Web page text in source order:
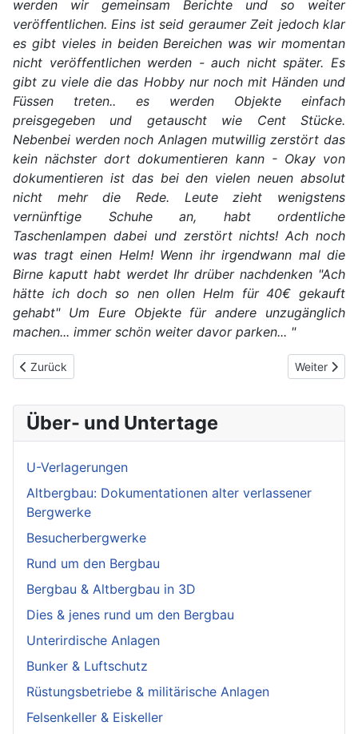
werden wir gemeinsam Berichte und so weiter
veröffentlichen. Eins ist seid geraumer Zeit jedoch klar
es gibt vieles in beiden Bereichen was wir momentan
nicht veröffentlichen werden - auch nicht später. Es
gibt zu viele die das Hobby nur noch mit Händen und
Füssen treten.. es werden Objekte einfach
preisgegeben und getauscht wie Cent Stücke.
Nebenbei werden noch Anlagen mutwillig zerstört das
kein nächster dort dokumentieren kann - Okay von
dokumentieren ist das bei den vielen neuen absolut
nicht mehr die Rede. Leute zieht wenigstens
vernünftige Schuhe an, habt ordentliche
Taschenlampen dabei und zerstört nichts! Ach noch
was tragt einen Helm! Wenn ihr irgendwann mal die
Birne kaputt habt werdet Ihr drüber nachdenken "Ach
hätte ich doch so nen ollen Helm für 40€ gekauft
gehabt" Um Eure Objekte für andere unzugänglich
machen... immer schön weiter davor parken... "
Vorheriger Beitrag: Sprengstoffbeauftragter Thomas Siegel, der
Zurück Nächster
Weiter
Über- und Untertage
U-Verlagerungen
Altbergbau: Dokumentationen alter verlassener
Bergwerke
Besucherbergwerke
Rund um den Bergbau
Bergbau & Altbergbau in 3D
Dies & jenes rund um den Bergbau
Unterirdische Anlagen
Bunker & Luftschutz
Rüstungsbetriebe & militärische Anlagen
Felsenkeller & Eiskeller